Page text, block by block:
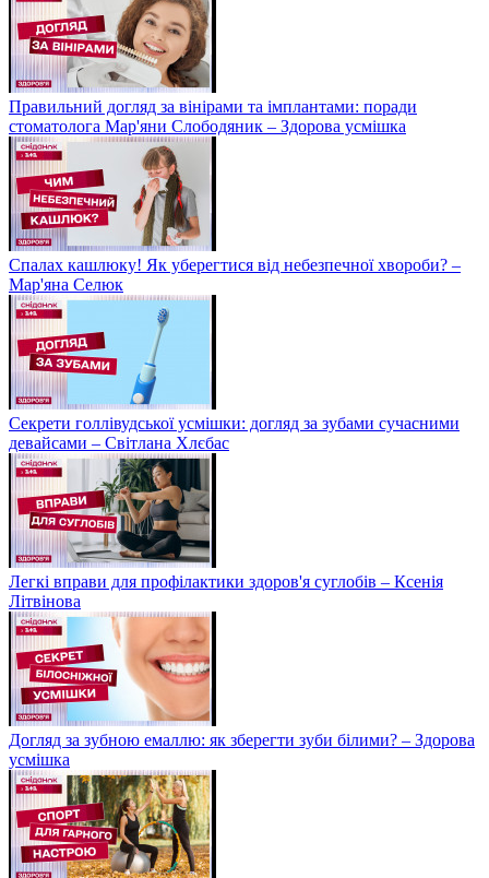
Правильний догляд за вінірами та імплантами: поради
стоматолога Мар'яни Слободяник – Здорова усмішка
Спалах кашлюку! Як уберегтися від небезпечної хвороби? –
Мар'яна Селюк
Секрети голлівудської усмішки: догляд за зубами сучасними
девайсами – Світлана Хлєбас
Легкі вправи для профілактики здоров'я суглобів – Ксенія
Літвінова
Догляд за зубною емаллю: як зберегти зуби білими? – Здорова
усмішка